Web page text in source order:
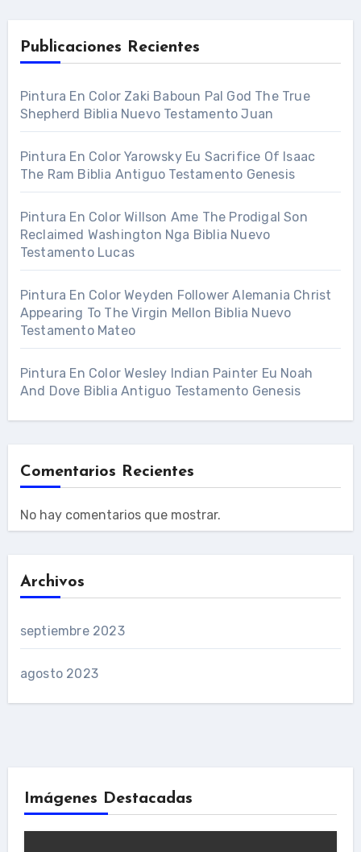
Publicaciones Recientes
Pintura En Color Zaki Baboun Pal God The True
Shepherd Biblia Nuevo Testamento Juan
Pintura En Color Yarowsky Eu Sacrifice Of Isaac
The Ram Biblia Antiguo Testamento Genesis
Pintura En Color Willson Ame The Prodigal Son
Reclaimed Washington Nga Biblia Nuevo
Testamento Lucas
Pintura En Color Weyden Follower Alemania Christ
Appearing To The Virgin Mellon Biblia Nuevo
Testamento Mateo
Pintura En Color Wesley Indian Painter Eu Noah
And Dove Biblia Antiguo Testamento Genesis
Comentarios Recientes
No hay comentarios que mostrar.
Archivos
septiembre 2023
agosto 2023
Imágenes Destacadas